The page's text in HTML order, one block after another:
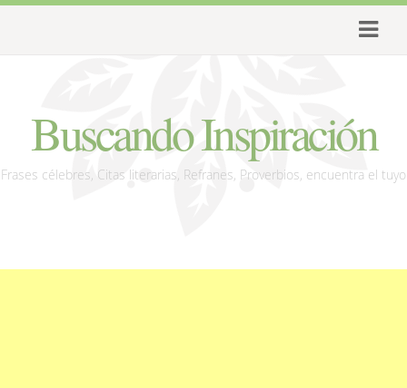
Buscando Inspiración
Frases célebres, Citas literarias, Refranes, Proverbios, encuentra el tuyo